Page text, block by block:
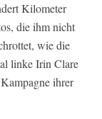
Kilometer
die ihm nicht
wie die
linke Irin Clare
ihrer